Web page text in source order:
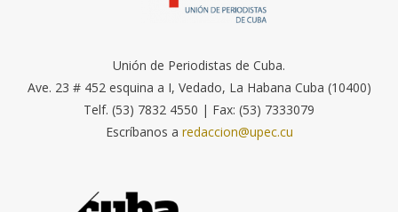
Unión de Periodistas de Cuba.
Ave. 23 # 452 esquina a I, Vedado, La Habana Cuba (10400)
Telf. (53) 7832 4550 | Fax: (53) 7333079
Escríbanos a redaccion@upec.cu